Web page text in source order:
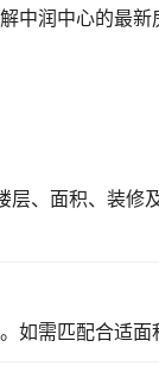
润中心的最
、面积、装修
如需匹配合适面